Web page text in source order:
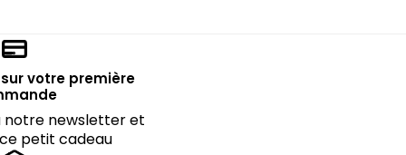
votre première
notre newsletter et
petit cadeau